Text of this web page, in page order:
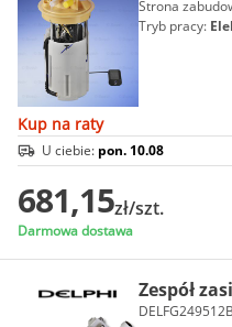
Strona
Tryb pracy:
Kup na raty
U ciebie: pon. 10.08
681,15zł/szt.
Darmowa dostawa
Zespół